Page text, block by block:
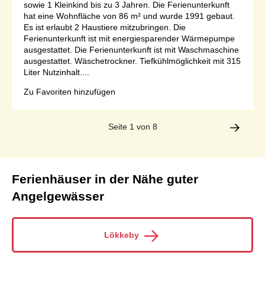
sowie 1 Kleinkind bis zu 3 Jahren. Die Ferienunterkunft
hat eine Wohnfläche von 86 m² und wurde 1991 gebaut.
Es ist erlaubt 2 Haustiere mitzubringen. Die
Ferienunterkunft ist mit energiesparender Wärmepumpe
ausgestattet. Die Ferienunterkunft ist mit Waschmaschine
ausgestattet. Wäschetrockner. Tiefkühlmöglichkeit mit 315
Liter Nutzinhalt....
Zu Favoriten hinzufügen
Seite 1 von 8
Ferienhäuser in der Nähe guter
Angelgewässer
Lökkeby